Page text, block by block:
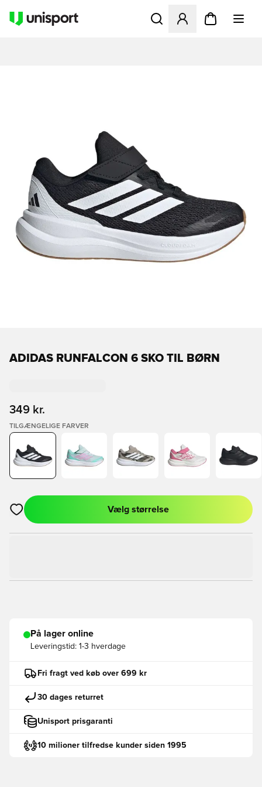
Åbner en Modal til at
ADIDAS RUNFALCON 6 SKO TIL BØRN
349 kr.
TILGÆNGELIGE FARVER
Åbner en Modal til at logge ind eller tilmelde dig som medlem
Vælg størrelse
På lager online
Leveringstid: 1-3 hverdage
Fri fragt ved køb over 699 kr
30 dages returret
Unisport prisgaranti
10 milioner tilfredse kunder siden 1995